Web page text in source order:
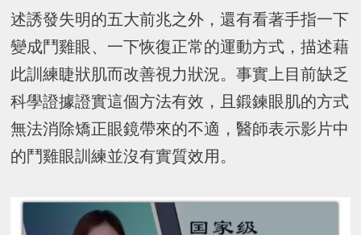
述誘發失明的五大前兆之外，還有看著手指一下
變成鬥雞眼、一下恢復正常的運動方式，描述藉
此訓練睫狀肌而改善視力狀況。事實上目前缺乏
科學證據證實這個方法有效，且鍛鍊眼肌的方式
無法消除矯正眼鏡帶來的不適，醫師表示影片中
的鬥雞眼訓練並沒有實質效用。